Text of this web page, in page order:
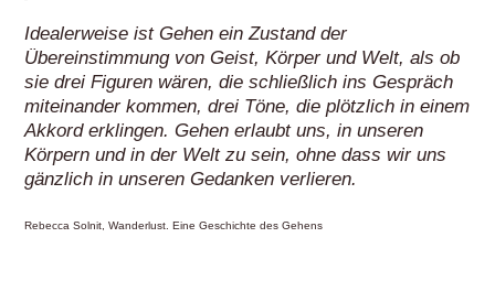
Idealerweise ist Gehen ein Zustand der
Übereinstimmung von Geist, Körper und Welt, als ob
sie drei Figuren wären, die schließlich ins Gespräch
miteinander kommen, drei Töne, die plötzlich in einem
Akkord erklingen. Gehen erlaubt uns, in unseren
Körpern und in der Welt zu sein, ohne dass wir uns
gänzlich in unseren Gedanken verlieren.
Rebecca Solnit, Wanderlust. Eine Geschichte des Gehens